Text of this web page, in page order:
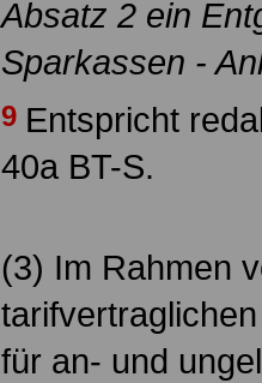
Absatz 2 ein
Sparkassen -
9 Entspricht
40a BT-S.
(3) Im Rahmen
für an- und